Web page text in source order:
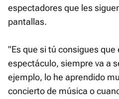
espectadores que les
pantallas.
"Es que si tú consigues
espectáculo, siempre va a
ejemplo, lo he aprendido
concierto de música o